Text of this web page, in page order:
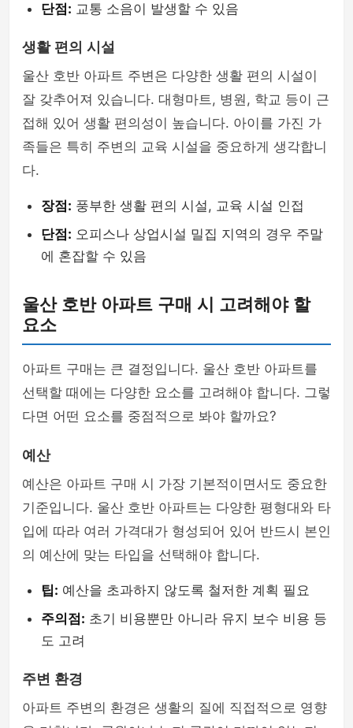
단점: 교통 소음이 발생할 수 있음
생활 편의 시설
울산 호반 아파트 주변은 다양한 생활 편의 시설이
잘 갖추어져 있습니다. 대형마트, 병원, 학교 등이 근
접해 있어 생활 편의성이 높습니다. 아이를 가진 가
족들은 특히 주변의 교육 시설을 중요하게 생각합니
다.
장점: 풍부한 생활 편의 시설, 교육 시설 인접
단점: 오피스나 상업시설 밀집 지역의 경우 주말
에 혼잡할 수 있음
울산 호반 아파트 구매 시 고려해야 할
요소
아파트 구매는 큰 결정입니다. 울산 호반 아파트를
선택할 때에는 다양한 요소를 고려해야 합니다. 그렇
다면 어떤 요소를 중점적으로 봐야 할까요?
예산
예산은 아파트 구매 시 가장 기본적이면서도 중요한
기준입니다. 울산 호반 아파트는 다양한 평형대와 타
입에 따라 여러 가격대가 형성되어 있어 반드시 본인
의 예산에 맞는 타입을 선택해야 합니다.
팁: 예산을 초과하지 않도록 철저한 계획 필요
주의점: 초기 비용뿐만 아니라 유지 보수 비용 등
도 고려
주변 환경
아파트 주변의 환경은 생활의 질에 직접적으로 영향